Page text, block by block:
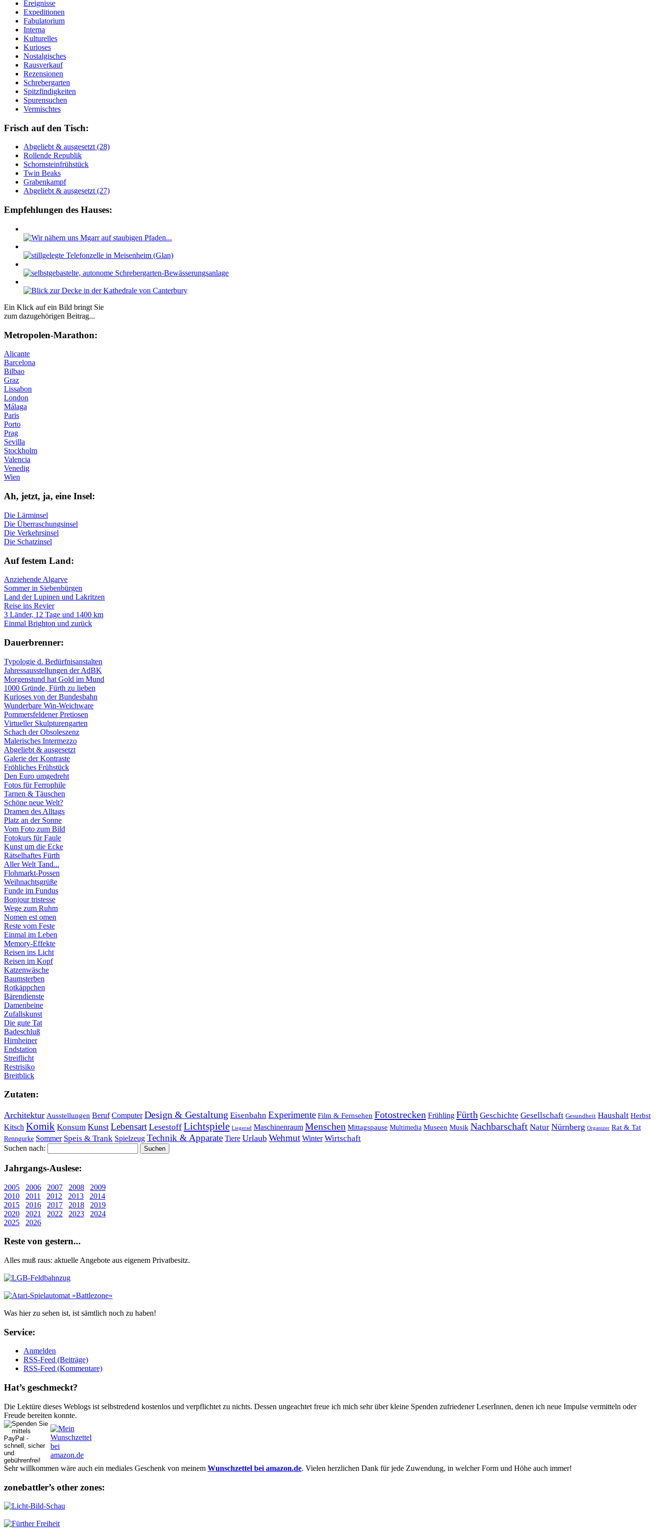
Ereignisse
Expeditionen
Fabulatorium
Interna
Kulturelles
Kurioses
Nostalgisches
Rausverkauf
Rezensionen
Schrebergarten
Spitzfindigkeiten
Spurensuchen
Vermischtes
Frisch auf den Tisch:
Ab­ge­liebt & aus­ge­setzt (28)
Rol­len­de Re­pu­blik
Schorn­stein­früh­stück
Twin Beaks
Gra­ben­kampf
Ab­ge­liebt & aus­ge­setzt (27)
Empfehlungen des Hauses:
Ein Klick auf ein Bild bringt Sie
zum dazugehörigen Beitrag...
Me­tro­po­len-Ma­ra­thon:
Alicante
Barcelona
Bilbao
Graz
Lissabon
London
Málaga
Paris
Porto
Prag
Sevilla
Stockholm
Valencia
Venedig
Wien
Ah, jetzt, ja, ei­ne In­sel:
Die Lärminsel
Die Überraschungsinsel
Die Verkehrsinsel
Die Schatzinsel
Auf fe­stem Land:
Anziehende Algarve
Sommer in Siebenbürgen
Land der Lupinen und Lakritzen
Reise ins Revier
3 Länder, 12 Tage und 1400 km
Einmal Brighton und zurück
Dau­er­bren­ner:
Typologie d. Bedürfnisanstalten
Jahressausstellungen der AdBK
Morgenstund hat Gold im Mund
1000 Gründe, Fürth zu lieben
Kurioses von der Bundesbahn
Wunderbare Win-Weichware
Pommersfeldener Pretiosen
Virtueller Skulpturengarten
Schach der Obsoleszenz
Malerisches Intermezzo
Abgeliebt & ausgesetzt
Galerie der Kontraste
Fröhliches Frühstück
Den Euro umgedreht
Fotos für Ferrophile
Tarnen & Täuschen
Schöne neue Welt?
Dramen des Alltags
Platz an der Sonne
Vom Foto zum Bild
Fotokurs für Faule
Kunst um die Ecke
Rätselhaftes Fürth
Aller Welt Tand...
Flohmarkt-Possen
Weihnachtsgrüße
Funde im Fundus
Bonjour tristesse
Wege zum Ruhm
Nomen est omen
Reste vom Feste
Einmal im Leben
Memory-Effekte
Reisen ins Licht
Reisen im Kopf
Katzenwäsche
Baumsterben
Rotkäppchen
Bärendienste
Damenbeine
Zufallskunst
Die gute Tat
Badeschluß
Hirnheiner
Endstation
Streiflicht
Restrisiko
Breitblick
Zu­ta­ten:
Architektur Ausstellungen Beruf Computer Design & Gestaltung Eisenbahn Experimente Film & Fernsehen Fotostrecken Frühling Fürth Geschichte Gesellschaft Gesundheit Haushalt Herbst
Kitsch Komik Konsum Kunst Lebensart Lesestoff Lichtspiele Liegerad Maschinenraum Menschen Mittagspause Multimedia Museen Musik Nachbarschaft Natur Nürnberg Organizer Rat & Tat
Renngurke Sommer Speis & Trank Spielzeug Technik & Apparate Tiere Urlaub Wehmut Winter Wirtschaft
Suchen nach:
Jahr­gangs-Aus­le­se:
2005 2006 2007 2008
2009
2010
2011 2012 2013
2014
2015
2016 2017 2018
2019
2020
2021 2022 2023
2024
2025
2026
Re­ste von ge­stern...
Alles muß raus: aktuelle An­ge­bo­te aus eigenem Privatbesitz.
Was hier zu sehen ist, ist sämt­lich noch zu haben!
Ser­vice:
Anmelden
RSS-Feed (Beiträge)
RSS-Feed (Kommentare)
Hat’s ge­schmeckt?
Die Lektüre dieses Weblogs ist selbstredend kostenlos und ver­pflich­tet zu nichts. Dessen un­ge­achtet freue ich mich sehr über kleine Spenden zufriedener Le­serInnen, denen ich neue Im­pul­se vermitteln oder
Freude bereiten konnte.
Sehr willkommen wäre auch ein mediales Geschenk von meinem Wunschzettel bei amazon.de. Vielen herzlichen Dank für jede Zuwendung, in welcher Form und Höhe auch immer!
zonebattler’s other zo­nes: